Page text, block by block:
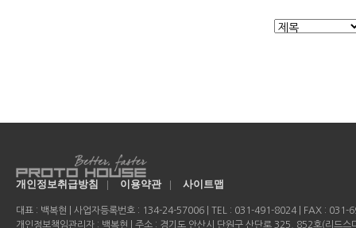
개인정보취급방침 | 이용약관 | 사이트맵
대표 : 백복현 | 사업자등록번호 : 134-24-57006 | TEL : 031-491-8024 | FAX :
개인정보책임관리자 : 백복현 | 주소 : 경기도 안산시 단원구 산단로 325, 852호(리드스